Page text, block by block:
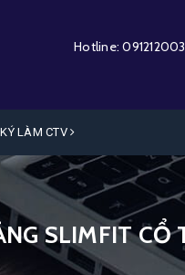
Hotline:
LÀM CTV
SLIMFIT CỔ